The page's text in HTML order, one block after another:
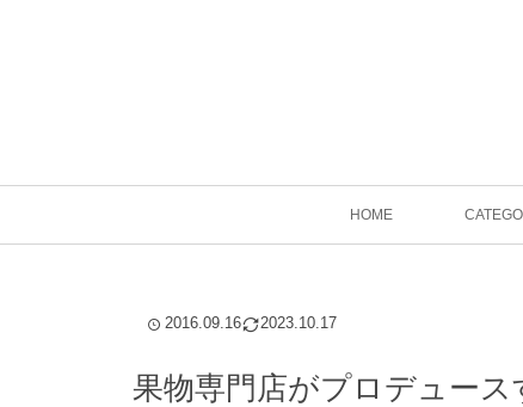
HOME
2016.09.16 2023.10.17
果物専門店がプロデュー